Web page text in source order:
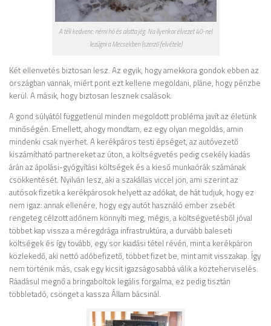
A téli kedvenc: némi hó és alatta jég. Na ilyenkor élvezet 40-nel
lezúgni a Mecsekben (szerző felvétele)
Két ellenvetés biztosan lesz. Az egyik, hogy amekkora gondok ebben az
országban vannak, miért pont ezt kellene megoldani, pláne, hogy pénzbe
kerül. A másik, hogy biztosan lesznek csalások.
A gond súlyától függetlenül minden megoldott probléma javít az életünk
minőségén. Emellett, ahogy mondtam, ez egy olyan megoldás, amin
mindenki csak nyerhet. A kerékpáros testi épséget, az autóvezető
kiszámítható partnereket az úton, a költségvetés pedig csekély kiadás
árán az ápolási-gyógyítási költségek és a kieső munkaórák számának
csökkentését. Nyilván lesz, aki a szakállas viccel jön, ami szerint az
autósok fizetik a kerékpárosok helyett az adókat, de hát tudjuk, hogy ez
nem igaz: annak ellenére, hogy egy autót használó ember zsebét
rengeteg célzott adónem könnyíti meg, mégis, a költségvetésből jóval
többet kap vissza a méregdrága infrastruktúra, a durvább baleseti
költségek és így tovább, egy sor kiadási tétel révén, mint a kerékpáron
közlekedő, aki nettó adóbefizető, többet fizet be, mint amit visszakap. Így
nem történik más, csak egy kicsit igazságosabbá válik a közteherviselés.
Ráadásul megnő a bringaboltok legális forgalma, ez pedig tisztán
többletadó, csönget a kassza Állam bácsinál.